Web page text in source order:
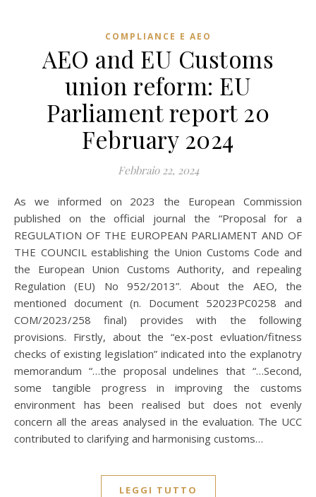
COMPLIANCE E AEO
AEO and EU Customs
union reform: EU
Parliament report 20
February 2024
Febbraio 22, 2024
As we informed on 2023 the European Commission
published on the official journal the “Proposal for a
REGULATION OF THE EUROPEAN PARLIAMENT AND OF
THE COUNCIL establishing the Union Customs Code and
the European Union Customs Authority, and repealing
Regulation (EU) No 952/2013”. About the AEO, the
mentioned document (n. Document 52023PC0258 and
COM/2023/258 final) provides with the following
provisions. Firstly, about the “ex-post evluation/fitness
checks of existing legislation” indicated into the explanotry
memorandum “…the proposal undelines that “…Second,
some tangible progress in improving the customs
environment has been realised but does not evenly
concern all the areas analysed in the evaluation. The UCC
contributed to clarifying and harmonising customs…
LEGGI TUTTO